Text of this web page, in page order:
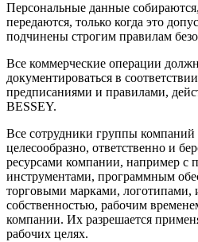
Персональные данные
передаются, только когда это
подчинены строгим правилам
Все коммерческие операции
документироваться в
предписаниями и правилами,
BESSEY.
Все сотрудники группы компаний
целесообразно, ответственно и
ресурсами компании, например с
инструментами, программным
торговыми марками, логотипами,
собственностью, рабочим
компании. Их разрешается
рабочих целях.